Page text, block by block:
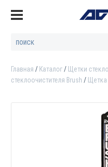
Главная Каталог Щетки
стеклоочистителя Brush